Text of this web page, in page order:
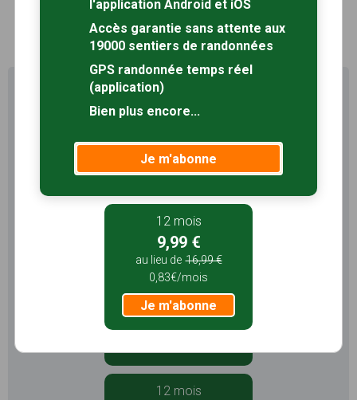
1
Profitez au maximum de
Sentiers en France avec rando
permet de profiter de tout le
potentiel qu'offre Sentiers en France :
Pas de pub
Favoris illimités
Mode hors-connexion
3 mois
5,99 €
1,99€/mois
12 mois
l'application Android et iOS
Accès garantie sans attente aux
19000 sentiers de randonnées
GPS randonnée temps réel
(application)
Bien plus encore...
Je m'abonne
12 mois
9,99 €
au lieu de 16,99 €
0,83€/mois
Je m'abonne